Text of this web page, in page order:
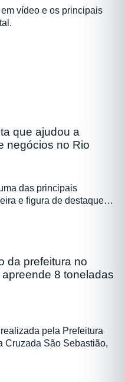
vídeo e os principais
que ajudou a
negócios no Rio
das principais
e figura de destaque…
da prefeitura no
8 toneladas
pela Prefeitura
Cruzada São Sebastião,